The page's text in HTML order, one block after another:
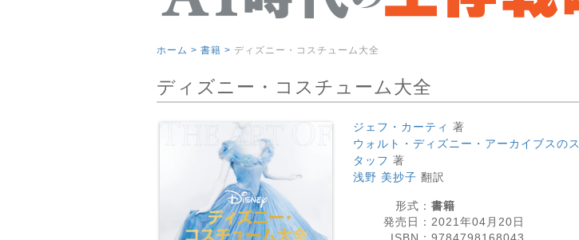
ホーム > 書籍 > ディズニー・コスチューム大全
ディズニー・コスチューム大全
ジェフ・カーティ 著
ウォルト・ディズニー・アーカイブスのス
タッフ 著
浅野 美抄子 翻訳
形式： 書籍
発売日： 2021年04月20日